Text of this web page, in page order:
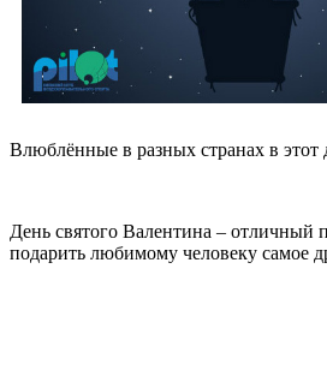
Влюблённые в разных странах в этот
День святого Валентина – отличный
подарить любимому человеку самое